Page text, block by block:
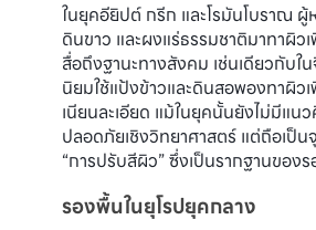
ในยุคอียิปต์ กรีก และโรมันโบราณ
ดินขาว และผงแร่ธรรมชาติมาทาผิว
สื่อถึงฐานะทางสังคม เช่นเดียวกับ
นิยมใช้แป้งข้าวและดินสอพองทาผิว
เนียนละเอียด แม้ในยุคนั้นยังไม่มีแน
ปลอดภัยเชิงวิทยาศาสตร์ แต่ถือเป็น
“การปรับสีผิว” ซึ่งเป็นรากฐานของ
รองพื้นในยุโรปยุคกลาง